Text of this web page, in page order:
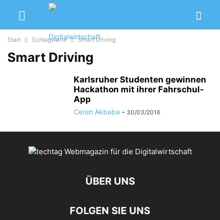
Start Schlagworte Smart Driving
Smart Driving
Karlsruher Studenten gewinnen
Hackathon mit ihrer Fahrschul-
App
Ceren Akbaba - 30/03/2016
ÜBER UNS
FOLGEN SIE UNS